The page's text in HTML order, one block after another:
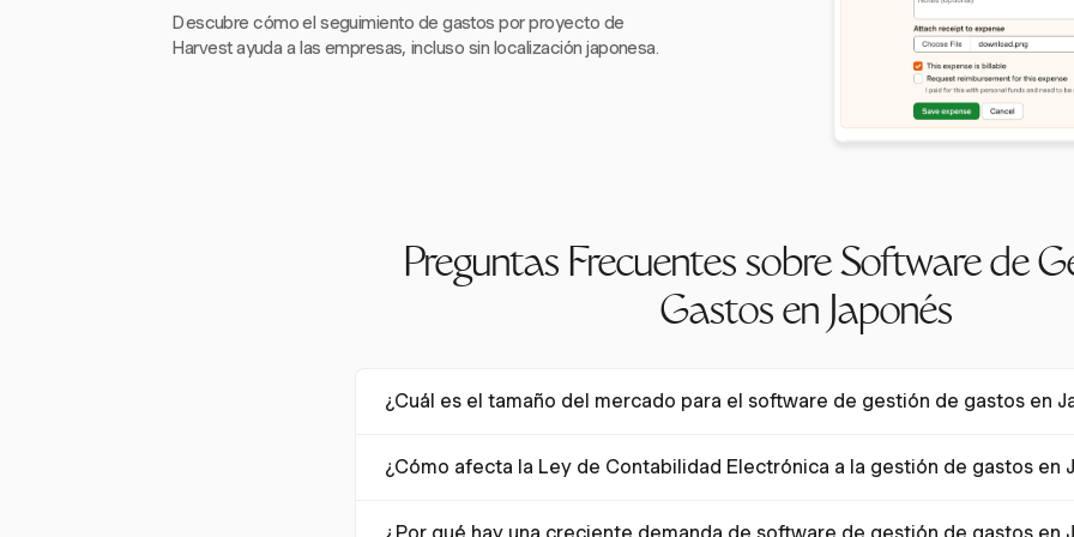
Descubre cómo el seguimiento de gastos por proyecto de
Harvest ayuda a las empresas, incluso sin localización japonesa.
Preguntas Frecuentes sobre Software de
Gastos en Japonés
¿Cuál es el tamaño del mercado para el software de gestión de gastos en
para grandes empresas en 2022, y se proyecta que alcance $406.9 millones para 2027.
¿Cómo afecta la Ley de Contabilidad Electrónica a la gestión de gastos en